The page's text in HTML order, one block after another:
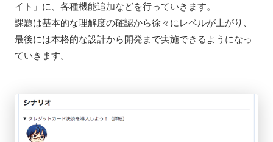
イト」に、各種機能追加などを行っていきます。
課題は基本的な理解度の確認から徐々にレベルが上がり、
最後には本格的な設計から開発まで実施できるようになっ
ていきます。